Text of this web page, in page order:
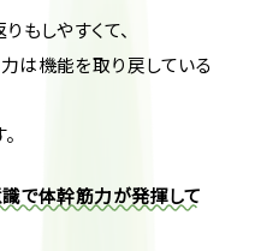
もしやすくて、
は機能を取り戻している
で体幹筋力が発揮して